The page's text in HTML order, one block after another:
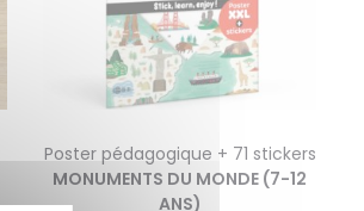
Poster pédagogique + 71 stickers
MONUMENTS DU MONDE (7-12
ANS)